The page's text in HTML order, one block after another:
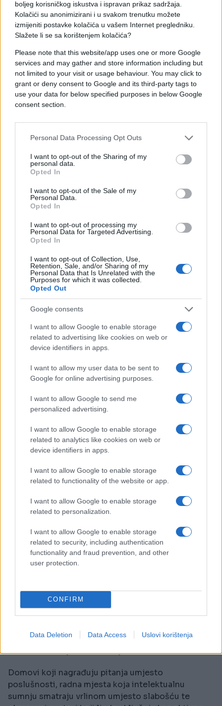
boljeg korisničkog iskustva i ispravan prikaz sadržaja.
Kolačići su anonimizirani i u svakom trenutku možete
izmijeniti postavke kolačića u vašem Internet pregledniku.
Slažete li se sa korištenjem kolačića?
Please note that this website/app uses one or more Google
services and may gather and store information including but
not limited to your visit or usage behaviour. You may click to
grant or deny consent to Google and its third-party tags to
use your data for below specified purposes in below Google
consent section.
Personal Data Processing Opt Outs
I want to opt-out of the Sharing of my
personal data.
Opted In
I want to opt-out of the Sale of my
Personal Data.
Opted In
I want to opt-out of processing my
Personal Data for Targeted Advertising.
Opted In
I want to opt-out of Collection, Use,
Retention, Sale, and/or Sharing of my
Personal Data that Is Unrelated with the
Purposes for which it was collected.
Opted Out
Google consents
I want to allow Google to enable storage
related to advertising like cookies on web or
device identifiers in apps.
I want to allow my user data to be sent to
Google for online advertising purposes.
I want to allow Google to send me
personalized advertising.
I want to allow Google to enable storage
related to analytics like cookies on web or
device identifiers in apps.
I want to allow Google to enable storage
related to functionality of the website or app.
I want to allow Google to enable storage
related to personalization.
I want to allow Google to enable storage
related to security, including authentication
functionality and fraud prevention, and other
user protection.
CONFIRM
Data Deletion Data Access Uslovi korištenja
prostoriji.
Njihova nesigurnost znak je da njihov kognitivni
sustav funkcionira ispravno i neprestano integrira
nove informacije umjesto da brani već zauzeti stav.
Kako to izgleda u praksi
Aktivno otvoreno razmišljanje očituje se kroz
specifična ponašanja koja se mogu lako prepoznati,
premda izvana ne izgledaju uvijek kao inteligencija.
razmišljaju na ovaj način često se pitaju, svjesno ili
nesvjesno: “Što bi me zapravo moglo natjerati da
promijenim mišljenje?”
Ako ne mogu odgovoriti na to pitanje, prema
vlastitom stavu odnose se opreznije.
Promjenu mišljenja u javnosti ne smatraju
sramotom nego pokazateljem intelektualnog
integriteta i spremnosti da slijede dokaze, a ne
vlastiti identitet. Osim toga, namjerno traže
razgovore s ljudima različitih profesionalnih
iskustava, različitih uvjerenja i životnih puteva. Ne
kako bi pobijedili u raspravi, nego kako bi otkrili
vlastite slijepe točke.
Izvana takvo ponašanje može izgledati kao
neodlučnost ili manjak uvjerenja, no istraživanja
pokazuju suprotno.
Studija objavljena 2019. godine u časopisu
Personality and Individual Differences pokazala je
da i inteligencija i kognitivna fleksibilnost
neovisno predviđaju intelektualnu poniznost,
mišljenja i spremnost na promjenu stavova kada se
pojave novi dokazi.
Zanimljivo je da su istraživači otkrili
kompenzacijski učinak: ili visoka inteligencija ili
razvoj intelektualne poniznosti. Nije bilo nužno
imati obje osobine istodobno.
Dva su puta vodila do istog ishoda, a oba su
karakteristična za iznimno sposobne mislioce.
Kako razviti naviku otvorenog razmišljanja
Najvažniji zaključak ovog velikog korpusa
istraživanja ujedno je i najoptimističniji: aktivno
otvoreno razmišljanje nije nepromjenjiva osobina.
jasno pokazuju da okruženje u kojem ljudi žive i
rade snažno utječe na razvoj ove navike.
Domovi koji nagrađuju pitanja umjesto
poslušnosti, radna mjesta koja intelektualnu
sumnju smatraju vrlinom umjesto slabošću te